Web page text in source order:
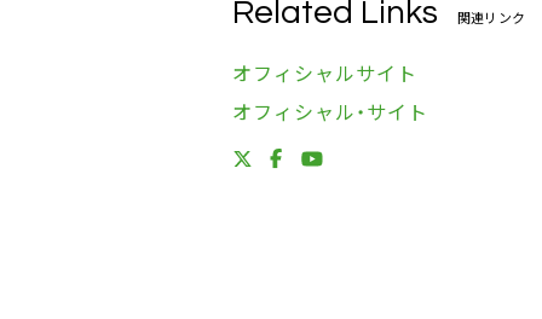
Related Links 関連リンク
オフィシャルサイト
オフィシャル・サイト